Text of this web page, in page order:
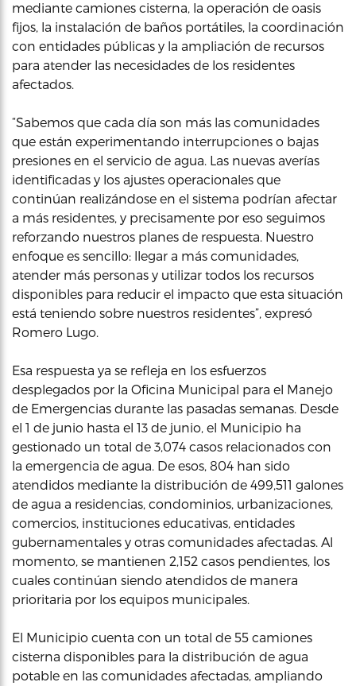
mediante camiones cisterna, la operación de oasis
fijos, la instalación de baños portátiles, la coordinación
con entidades públicas y la ampliación de recursos
para atender las necesidades de los residentes
afectados.
“Sabemos que cada día son más las comunidades
que están experimentando interrupciones o bajas
presiones en el servicio de agua. Las nuevas averías
identificadas y los ajustes operacionales que
continúan realizándose en el sistema podrían afectar
a más residentes, y precisamente por eso seguimos
reforzando nuestros planes de respuesta. Nuestro
enfoque es sencillo: llegar a más comunidades,
atender más personas y utilizar todos los recursos
disponibles para reducir el impacto que esta situación
está teniendo sobre nuestros residentes”, expresó
Romero Lugo.
Esa respuesta ya se refleja en los esfuerzos
desplegados por la Oficina Municipal para el Manejo
de Emergencias durante las pasadas semanas. Desde
el 1 de junio hasta el 13 de junio, el Municipio ha
gestionado un total de 3,074 casos relacionados con
la emergencia de agua. De esos, 804 han sido
atendidos mediante la distribución de 499,511 galones
de agua a residencias, condominios, urbanizaciones,
comercios, instituciones educativas, entidades
gubernamentales y otras comunidades afectadas. Al
momento, se mantienen 2,152 casos pendientes, los
cuales continúan siendo atendidos de manera
prioritaria por los equipos municipales.
El Municipio cuenta con un total de 55 camiones
cisterna disponibles para la distribución de agua
potable en las comunidades afectadas, ampliando